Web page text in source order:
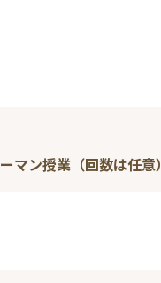
マン授業（回数は任意）